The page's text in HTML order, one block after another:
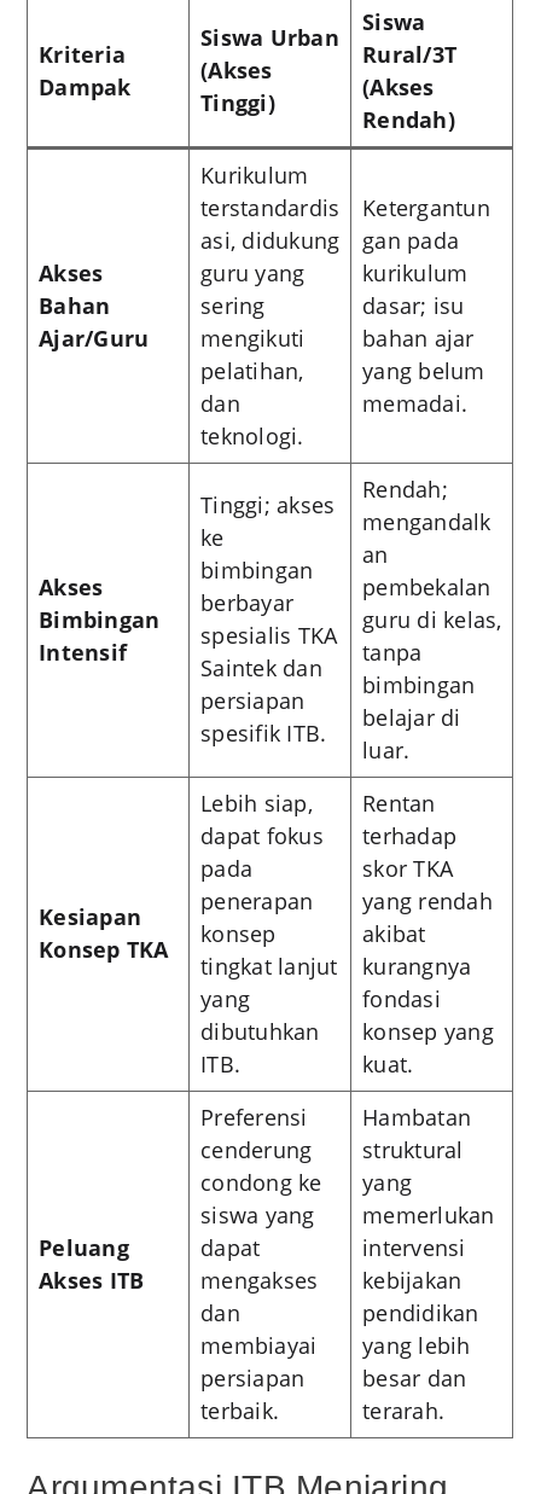
Kriteria
Dampak
Siswa Urban
(Akses
Tinggi)
Siswa
Rural/3T
(Akses
Rendah)
Akses
Bahan
Ajar/Guru
Kurikulum
terstandardis
asi, didukung
guru yang
sering
mengikuti
pelatihan,
dan
teknologi.
Ketergantun
gan pada
kurikulum
dasar; isu
bahan ajar
yang belum
memadai.
Akses
Bimbingan
Intensif
Tinggi; akses
ke
bimbingan
berbayar
spesialis TKA
Saintek dan
persiapan
spesifik ITB.
Rendah;
mengandalk
an
pembekalan
guru di kelas,
tanpa
bimbingan
belajar di
luar.
Kesiapan
Konsep TKA
Lebih siap,
dapat fokus
pada
penerapan
konsep
tingkat lanjut
yang
dibutuhkan
ITB.
Rentan
terhadap
skor TKA
yang rendah
akibat
kurangnya
fondasi
konsep yang
kuat.
Peluang
Akses ITB
Preferensi
cenderung
condong ke
siswa yang
dapat
mengakses
dan
membiayai
persiapan
terbaik.
Hambatan
struktural
yang
memerlukan
intervensi
kebijakan
pendidikan
yang lebih
besar dan
terarah.